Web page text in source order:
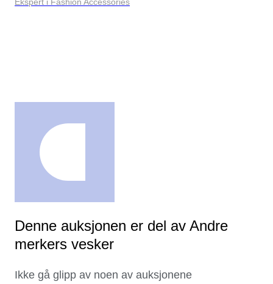
Denne auksjonen er del av Andre
merkers vesker
Ikke gå glipp av noen av auksjonene